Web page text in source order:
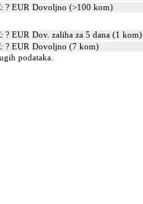
? EUR Dovoljno (>100 kom)
? EUR Dov. zaliha za 5 dana (1 kom)
? EUR Dovoljno (7 kom)
podataka.